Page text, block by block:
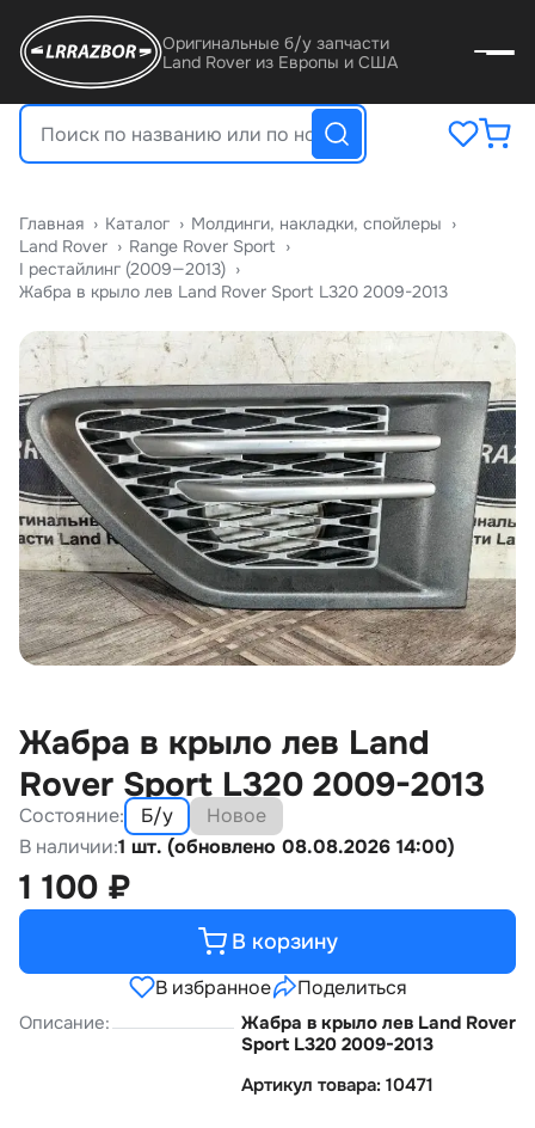
Оригинальные б/у запчасти
Land Rover из Европы и США
Главная › Катало › Молдинги, накладки, спойлеры ›
Land Rover › Range Rover Sport ›
I рестайлинг (2009—2013) ›
Жабра в крыло лев Land Rover Sport L320 2009-2013
Жабра в крыло лев Land
Rover Sport L320 2009-2013
Состояние: Б/у
Новое
В наличии:1 шт. (обновлено 08.08.2026 14:00)
1 100 ₽
В корзину
В избранное Поделиться
Описание:
Жабра в крыло лев Land Rover
Sport L320 2009-2013
Артикул товара: 10471